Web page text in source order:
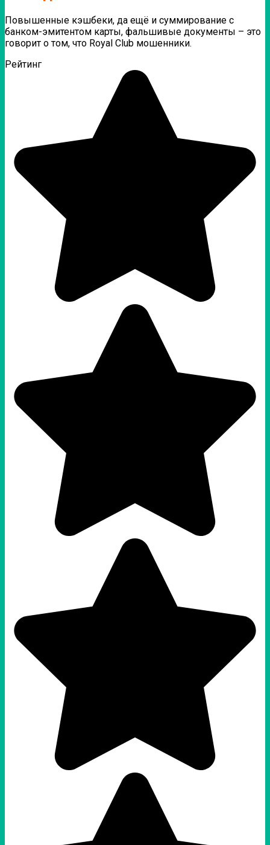
Повышенные кэшбеки, да ещё и суммирование с
банком-эмитентом карты, фальшивые документы – это
говорит о том, что Royal Club мошенники.
Рейтинг